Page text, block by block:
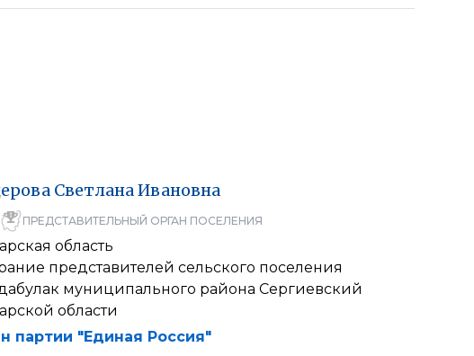
СветланаИвановна
ПРЕДСТАВИТЕЛЬНЫЙ ОРГАН ПОСЕЛЕНИЯ
область
представителей сельского поселения
муниципального района Сергиевский
области
партии "Единая Россия"